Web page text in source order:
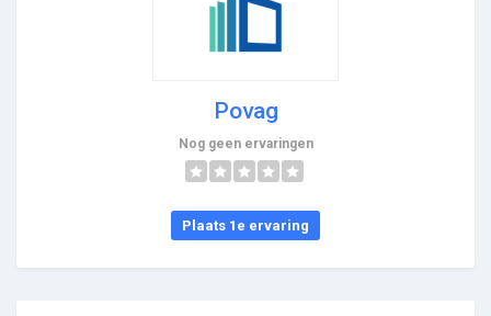
Povag
Nog geen ervaringen
Plaats 1e ervaring